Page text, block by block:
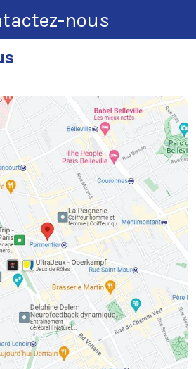
nous